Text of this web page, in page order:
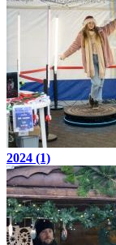
2024 (1)